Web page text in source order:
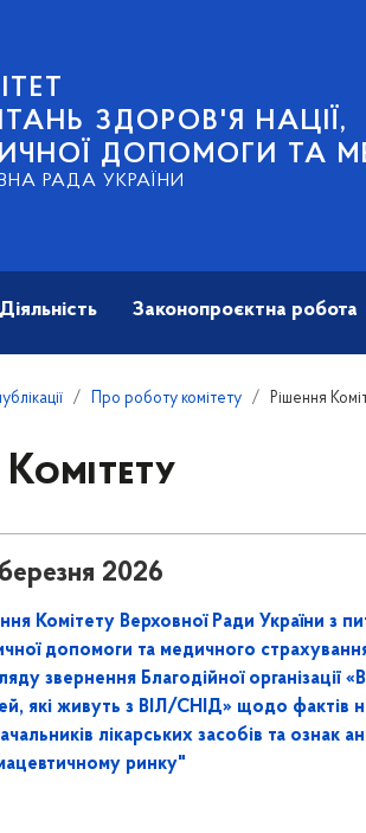
ЗДОРОВ'Я НАЦІЇ,
ДОПОМОГИ ТА
РАДА УКРАЇНИ
Діяльність Законопроєктна робота
Про роботу комітету Рішення
2026
Комітету Верховної Ради України з
допомоги та медичного
звернення Благодійної організації
які живуть з ВІЛ/СНІД» щодо фактів
лікарських засобів та ознак
ринку"